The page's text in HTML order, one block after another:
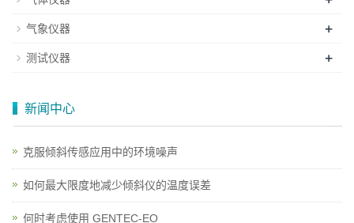
气象仪器 +
测试仪器 +
新闻中心
克服倾斜传感应用中的环境噪声
如何最大限度地减少倾斜仪的温度误差
何时考虑使用 GENTEC-EO